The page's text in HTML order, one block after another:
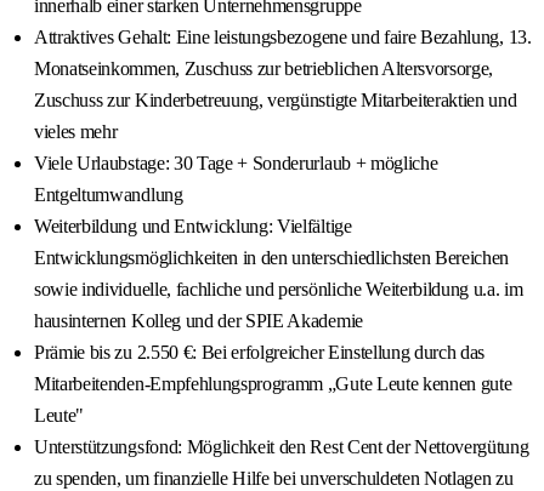
innerhalb einer starken Unternehmensgruppe
Attraktives Gehalt: Eine leistungsbezogene und faire Bezahlung, 13.
Monatseinkommen, Zuschuss zur betrieblichen Altersvorsorge,
Zuschuss zur Kinderbetreuung, vergünstigte Mitarbeiteraktien und
vieles mehr
Viele Urlaubstage: 30 Tage + Sonderurlaub + mögliche
Entgeltumwandlung
Weiterbildung und Entwicklung: Vielfältige
Entwicklungsmöglichkeiten in den unterschiedlichsten Bereichen
sowie individuelle, fachliche und persönliche Weiterbildung u.a. im
hausinternen Kolleg und der SPIE Akademie
Prämie bis zu 2.550 €: Bei erfolgreicher Einstellung durch das
Mitarbeitenden-Empfehlungsprogramm „Gute Leute kennen gute
Leute"
Unterstützungsfond: Möglichkeit den Rest Cent der Nettovergütung
zu spenden, um finanzielle Hilfe bei unverschuldeten Notlagen zu